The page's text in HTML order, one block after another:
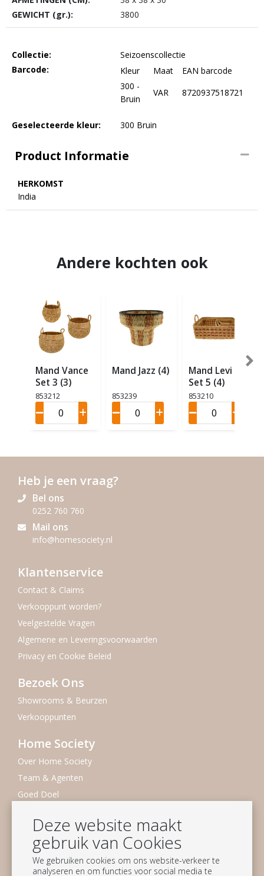
Deze website maakt
gebruik van Cookies
We gebruiken cookies om ons website-verkeer te
analyseren en om functies voor social media te
GEWICHT (gr.):
3800
Collectie:
Seizoenscollectie
Barcode:
Kleur Maat
EAN barcode
300 -
Bruin
VAR 8720937518721
Geselecteerde kleur: 300 Bruin
Product Informatie
HERKOMST
India
Andere kochten ook
Mand Vance
Set 3 (3)
853212
Mand Jazz (4)
853239
Mand Levi
Set 5 (4)
853210
Heb je een vraag?
Bel ons
0252 760 760
Mail ons
info@homesociety.nl
Klantenservice
Contact & Claims
Verkooppunt worden?
Veelgestelde Vragen
Algemene en Leveringsvoorwaarden
Privacy en Cookie Beleid
Bezoek Ons
Showrooms & Beurzen
Verkooppunten
Home Society
Over Home Society
Team & Agenten
Goed Doel
Vacatures
Nieuwsbrief